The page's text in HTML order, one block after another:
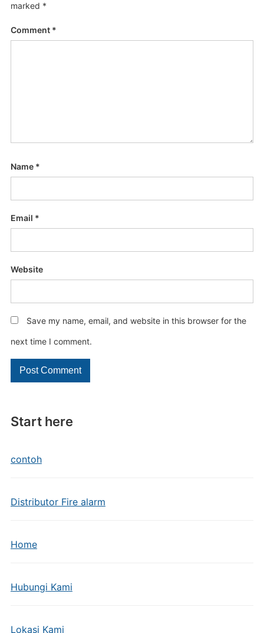
Start here
contoh
Distributor Fire alarm
Home
Hubungi Kami
Lokasi Kami
marked *
Comment *
Name *
Email *
Website
Save my name, email, and website in this browser for the
next time I comment.